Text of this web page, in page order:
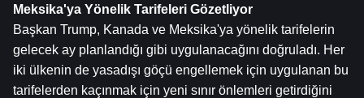
Meksika'ya Yönelik Tarifeleri Gözetliyor
Başkan Trump, Kanada ve Meksika'ya yönelik tarifelerin
gelecek ay planlandığı gibi uygulanacağını doğruladı. Her
iki ülkenin de yasadışı göçü engellemek için uygulanan bu
tarifelerden kaçınmak için yeni sınır önlemleri getirdiğini